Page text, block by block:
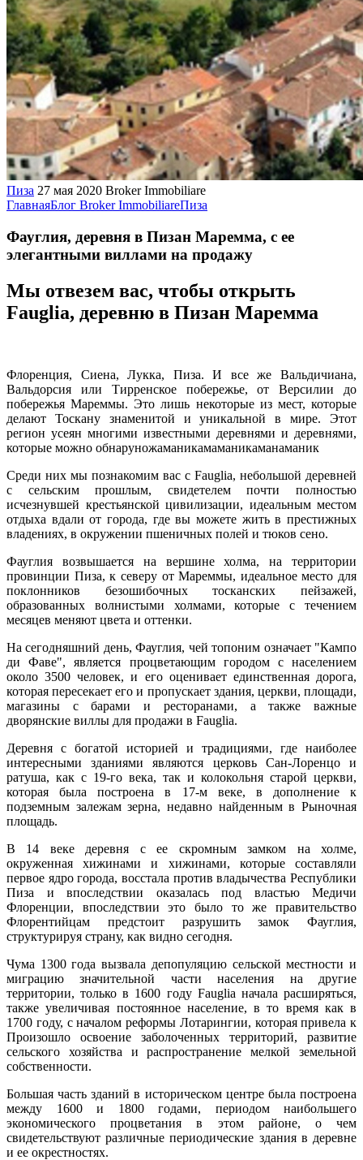
Пиза 27 мая 2020 Broker Immobiliare
ГлавнаяБлог Broker ImmobiliareПиза
Фауглия, деревня в Пизан Маремма, с ее
элегантными виллами на продажу
Мы отвезем вас, чтобы открыть
Fauglia, деревню в Пизан Маремма
Флоренция, Сиена, Лукка, Пиза.И все же Вальдичиана,
Вальдорсия или Тирренское побережье, от Версилии до
побережья Мареммы.Это лишь некоторые из мест, которые
делают Тоскану знаменитой и уникальной в мире. Этот
регион усеян многими известными деревнями и деревнями,
которые можно обнаруножаманикамаманикаманаманик
Среди них мы познакомим вас с Fauglia, небольшой деревней
с сельским прошлым, свидетелем почти полностью
исчезнувшей крестьянской цивилизации, идеальным местом
отдыха вдали от города, где вы можете жить в престижных
владениях, в окружении пшеничных полей и тюков сено.
Фауглия возвышается на вершине холма, на территории
провинции Пиза, к северу от Мареммы, идеальное место для
поклонников безошибочных тосканских пейзажей,
образованных волнистыми холмами, которые с течением
месяцев меняют цвета и оттенки.
На сегодняшний день, Фауглия, чей топоним означает "Кампо
ди Фаве", является процветающим городом с населением
около 3500 человек, и его оценивает единственная дорога,
которая пересекает его и пропускает здания, церкви, площади,
магазины с барами и ресторанами, а также важные
дворянские виллы для продажи в Fauglia.
Деревня с богатой историей и традициями, где наиболее
интересными зданиями являются церковь Сан-Лоренцо и
ратуша, как с 19-го века, так и колокольня старой церкви,
которая была построена в 17-м веке, в дополнение к
подземным залежам зерна, недавно найденным в Рыночная
площадь.
В 14 веке деревня с ее скромным замком на холме,
окруженная хижинами и хижинами, которые составляли
первое ядро ​​города, восстала против владычества Республики
Пиза и впоследствии оказалась под властью Медичи
Флоренции, впоследствии это было то же правительство
Флорентийцам предстоит разрушить замок Фауглия,
структурируя страну, как видно сегодня.
Чума 1300 года вызвала депопуляцию сельской местности и
миграцию значительной части населения на другие
территории, только в 1600 году Fauglia начала расширяться,
также увеличивая постоянное население, в то время как в
1700 году, с началом реформы Лотарингии, которая привела к
Произошло освоение заболоченных территорий, развитие
сельского хозяйства и распространение мелкой земельной
собственности.
Большая часть зданий в историческом центре была построена
между 1600 и 1800 годами, периодом наибольшего
экономического процветания в этом районе, о чем
свидетельствуют различные периодические здания в деревне
и ее окрестностях.